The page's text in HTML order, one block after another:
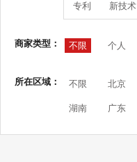
专利 新技术
商家类型： 不限 个人
所在区域： 不限 北京
湖南 广东